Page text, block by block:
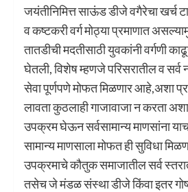
जयंतीनिमित्त साऊंड डीजे वगैरेचा खर्च
व कष्टकरी वर्ग मोठ्या प्रमाणात
तातडीची मदतीसाठी युवकांनी वर्गणी
घेतली, विशेष म्हणजे परिसरातील व सर्व
सेवा पूर्णपणे मोफत मिळणार आहे,अशा
लावता कुठलाही गाजावाजा न करता
उपक्रम घेऊन सर्वसामान्य माणसांना
सामान्य माणसाला मोफत ही सुविधा
उपक्रमाचे कौतुक समाजातील सर्व
तसेच जे मंडळ संस्था डीजे किंवा इतर